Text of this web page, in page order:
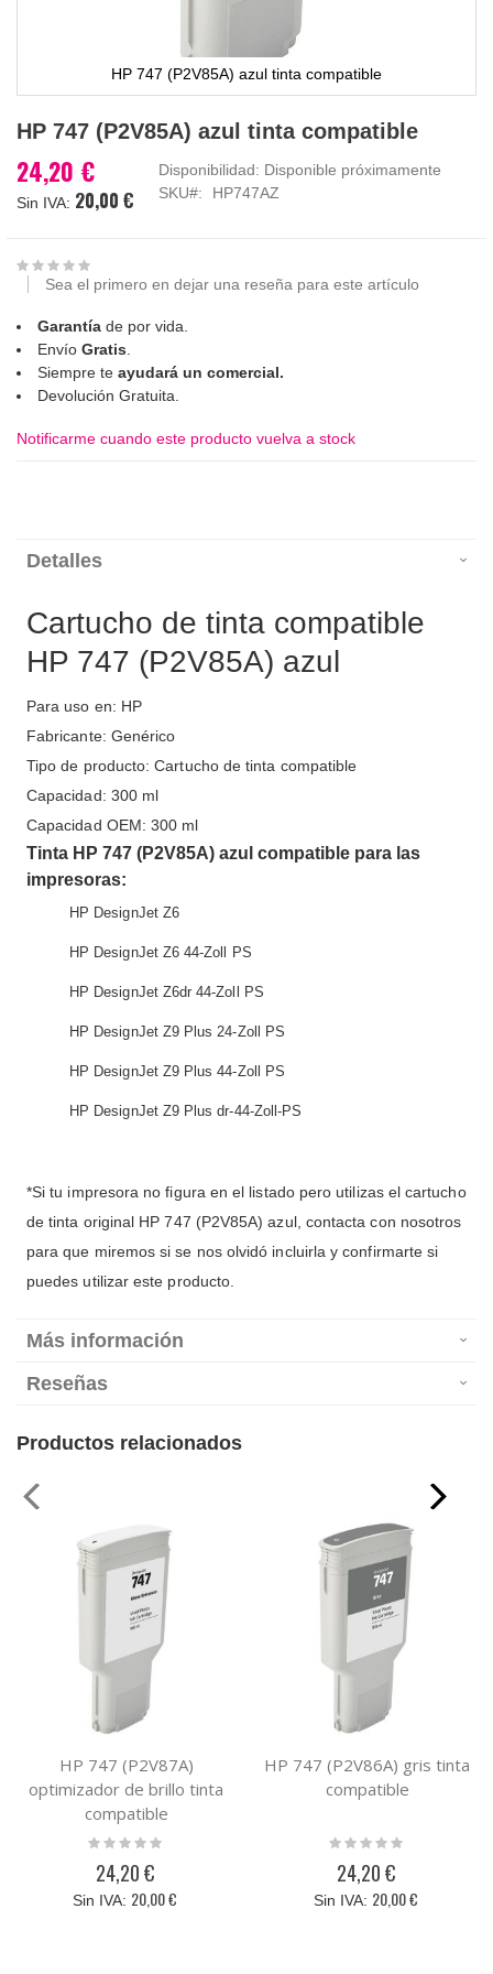
HP 747 (P2V85A) azul tinta compatible
al
de
la
imágenes
HP 747 (P2V85A) azul tinta compatible
24,20 €
20,00 €
Disponibilidad: Disponible próximamente
SKU
HP747AZ
Sea el primero en dejar una reseña para este artículo
Garantía de por vida.
Envío Gratis.
Siempre te ayudará un comercial.
Devolución Gratuita.
Notificarme cuando este producto vuelva a stock
Detalles
Cartucho de tinta compatible
HP 747 (P2V85A) azul
Para uso en: HP
Fabricante: Genérico
Tipo de producto: Cartucho de tinta compatible
Capacidad: 300 ml
Capacidad OEM: 300 ml
Tinta HP 747 (P2V85A) azul compatible para las
impresoras:
HP DesignJet Z6
HP DesignJet Z6 44-Zoll PS
HP DesignJet Z6dr 44-Zoll PS
HP DesignJet Z9 Plus 24-Zoll PS
HP DesignJet Z9 Plus 44-Zoll PS
HP DesignJet Z9 Plus dr-44-Zoll-PS
*Si tu impresora no figura en el listado pero utilizas el cartucho
de tinta original HP 747 (P2V85A) azul, contacta con nosotros
para que miremos si se nos olvidó incluirla y confirmarte si
puedes utilizar este producto.
Más información
Reseñas
Productos relacionados
HP 747 (P2V87A)
optimizador de brillo tinta
compatible
Rating:
24,20 €
20,00 €
HP 747 (P2V86A) gris tinta
compatible
Rating:
24,20 €
20,00 €